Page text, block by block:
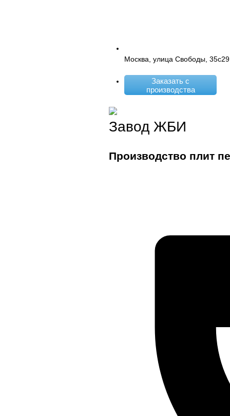
Москва, улица Свободы, 35с29
Заказать с
производства
Завод ЖБИ
Производство плит